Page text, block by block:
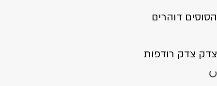
הסוסים דוהרים
צדק צדק רודפות